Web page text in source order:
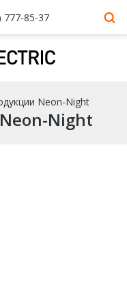
777-85-37
Neon-Night
Night